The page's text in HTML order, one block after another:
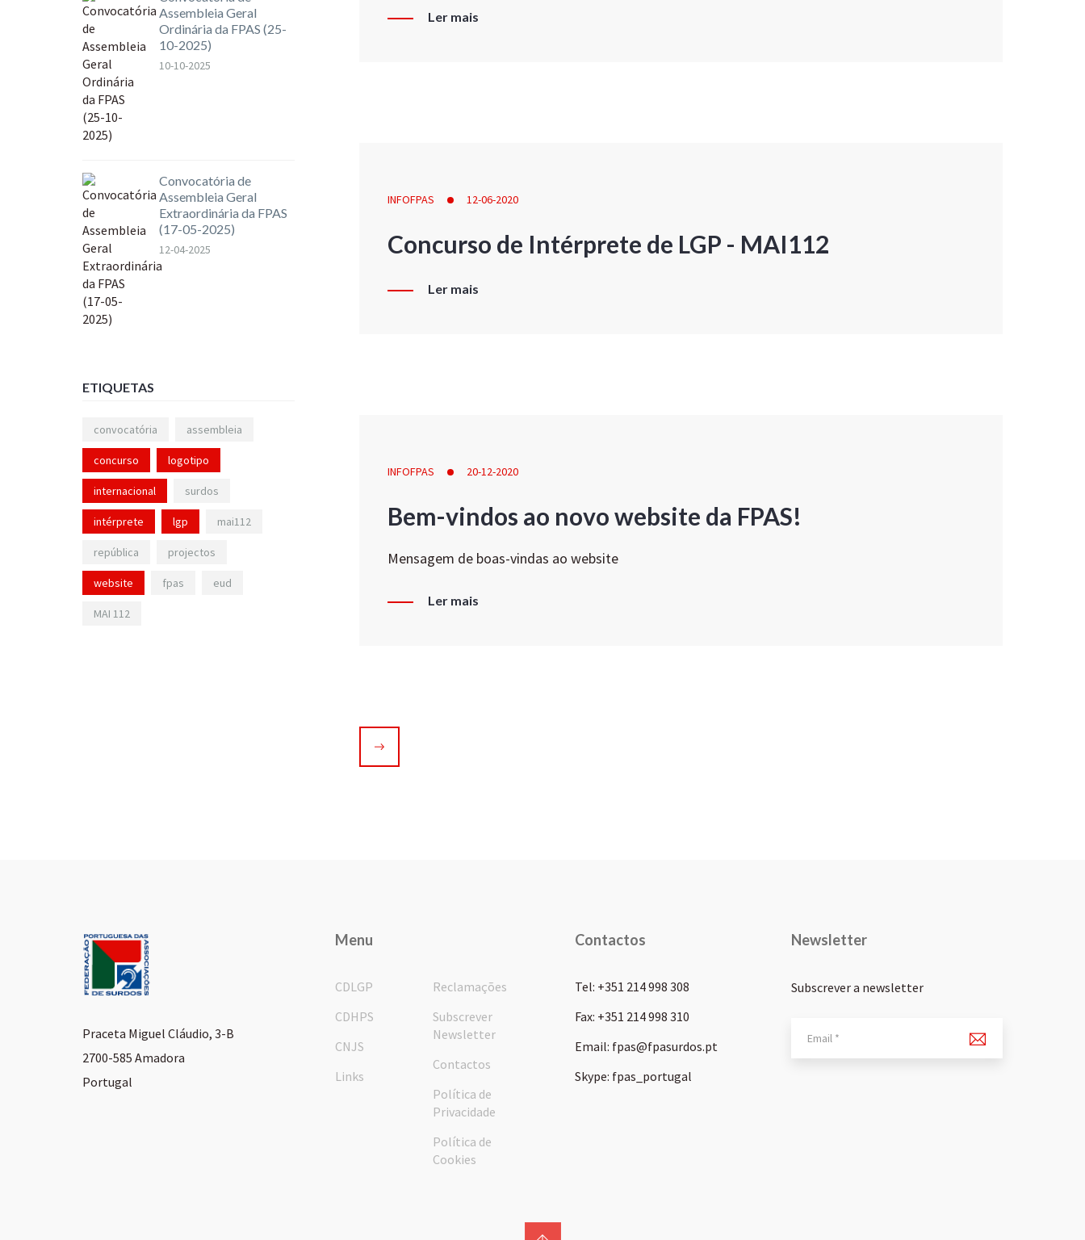
Ler mais
INFOFPAS 12-06-2020
Concurso de Intérprete de LGP - MAI112
Ler mais
INFOFPAS 20-12-2020
Bem-vindos ao novo website da FPAS!
Mensagem de boas-vindas ao website
Ler mais
Assembleia Geral
Ordinária da FPAS (25-
10-2025)
10-10-2025
Convocatória de
Assembleia Geral
Extraordinária da FPAS
(17-05-2025)
12-04-2025
ETIQUETAS
convocatória assembleia
concurso logotipo
internacional surdos
intérprete lgp mai112
república projectos
website fpas eud
MAI 112
Praceta Miguel Cláudio, 3-B
2700-585 Amadora
Portugal
Menu
CDLGP
CDHPS
CNJS
Links
Reclamações
Subscrever
Newsletter
Contactos
Política de
Privacidade
Política de
Cookies
Contactos
Tel: +351 214 998 308
Fax: +351 214 998 310
Email: fpas@fpasurdos.pt
Skype: fpas_portugal
Newsletter
Subscrever a newsletter